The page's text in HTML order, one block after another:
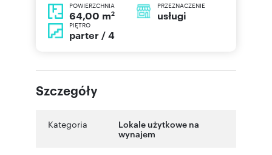
POWIERZCHNIA
64,00 m2
PRZEZNACZENIE
usługi
PIĘTRO
parter / 4
Szczegóły
Kategoria
Lokale użytkowe na
wynajem